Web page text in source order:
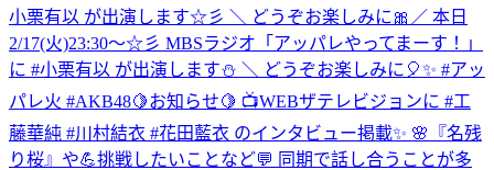
小栗有以 が出演します☆彡 ＼ どうぞお楽しみに🎀 ／ 本日
2/17(火)23:30～☆彡 MBSラジオ「アッパレやってまーす！」
に #小栗有以 が出演します⛄ ＼ どうぞお楽しみに🎈✨ #アッ
パレ火 #AKB48🍋お知らせ🍋 📺WEBザテレビジョンに #工
藤華純 #川村結衣 #花田藍衣 のインタビュー掲載✨ 🌸『名残
り桜』や💪挑戦したいことなど💬 同期で話し合うことが多